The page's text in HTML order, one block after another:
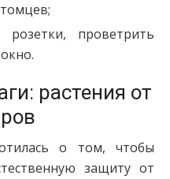
проветрить
растения от
о том, чтобы
защиту от